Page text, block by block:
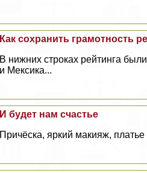
Как сохранить грамотность
В нижних строках рейтинга
и Мексика...
И будет нам счастье
Причёска, яркий макияж,